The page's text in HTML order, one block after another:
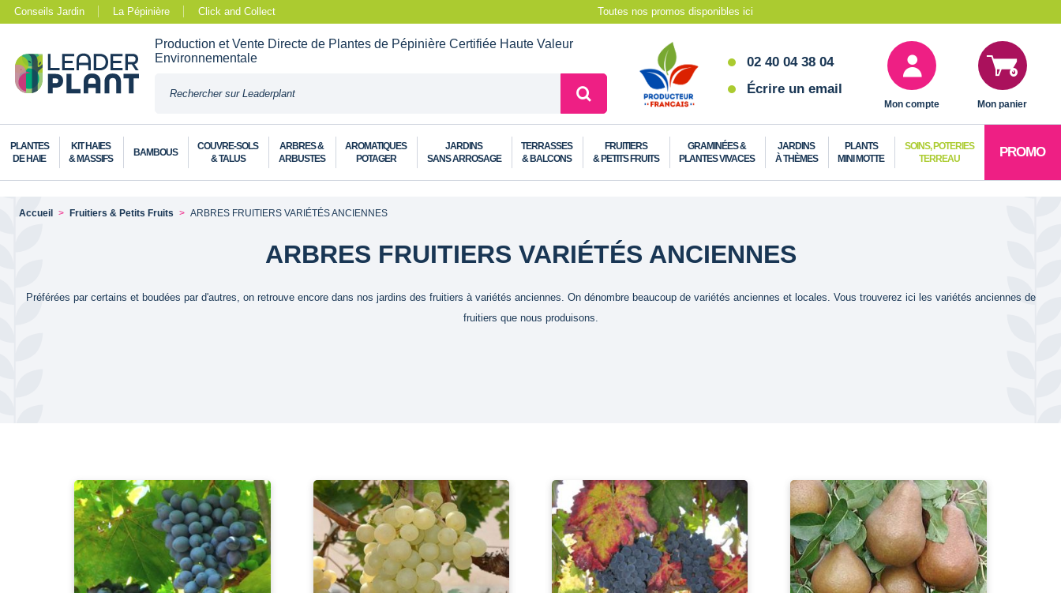
Conseils Jardin La Pépinière Click and Collect Toutes nos promos disponibles ici
Production et Vente Directe de Plantes de Pépinière Certifiée Haute Valeur
Environnementale
02 40 04 38 04
Écrire un email
Mon compte Mon panier
PLANTES
DE HAIE
KIT HAIES
& MASSIFS
BAMBOUS
COUVRE-SOLS
& TALUS
ARBRES &
ARBUSTES
AROMATIQUES
POTAGER
JARDINS
SANS ARROSAGE
TERRASSES
& BALCONS
FRUITIERS
& PETITS FRUITS
GRAMINÉES &
PLANTES VIVACES
JARDINS
À THÈMES
PLANTS
MINI MOTTE
SOINS, POTERIES
TERREAU
PROMO
Accueil Fruitiers & Petits Fruits ARBRES FRUITIERS VARIÉTÉS ANCIENNES
ARBRES FRUITIERS VARIÉTÉS ANCIENNES
Préférées par certains et boudées par d'autres, on retrouve encore dans nos jardins des fruitiers à variétés anciennes. On dénombre beaucoup de variétés anciennes et locales. Vous trouverez ici les variétés anciennes de
fruitiers que nous produisons.